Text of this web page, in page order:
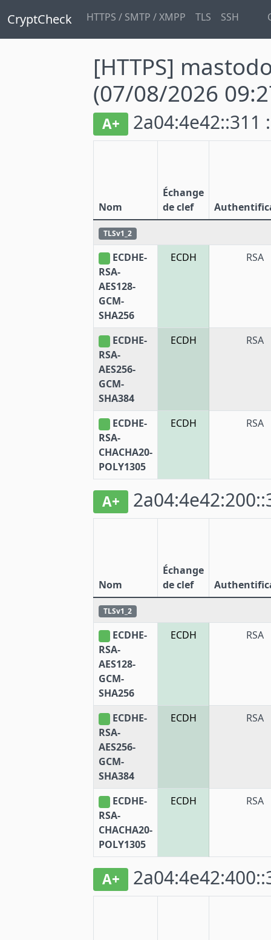
CryptCheck HTTPS / SMTP / XMPP TLS SSH
[HTTPS]
(07/08/2026
A+ 2a04:4e42::311
Nom
Échange
de clef
TLSv1_2
ECDHE-
RSA-
AES128-
GCM-
SHA256
ECDH RSA
ECDHE-
RSA-
AES256-
GCM-
SHA384
ECDH RSA
ECDHE-
RSA-
CHACHA20-
POLY1305
ECDH RSA
A+
Nom
Échange
de clef
TLSv1_2
ECDHE-
RSA-
AES128-
GCM-
SHA256
ECDH RSA
ECDHE-
RSA-
AES256-
GCM-
SHA384
ECDH RSA
ECDHE-
RSA-
CHACHA20-
POLY1305
ECDH RSA
A+